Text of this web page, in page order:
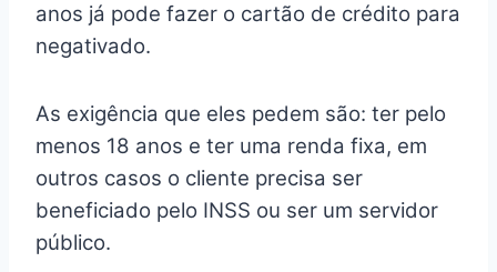
anos já pode fazer o cartão de crédito para
negativado.
As exigência que eles pedem são: ter pelo
menos 18 anos e ter uma renda fixa, em
outros casos o cliente precisa ser
beneficiado pelo INSS ou ser um servidor
público.